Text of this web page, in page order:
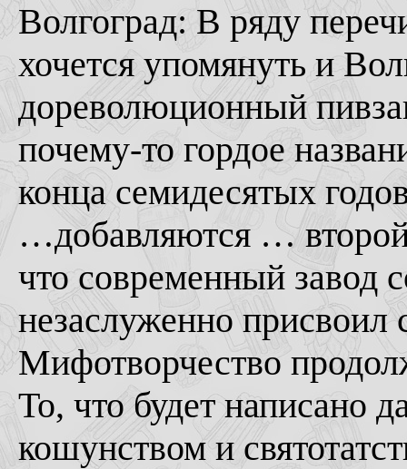
Волгоград: В ряду
хочется упомянуть и
дореволюционный
почему-то гордое
конца семидесятых
…добавляются … второй
что современный завод
незаслуженно
Мифотворчество
То, что будет написано
кошунством и